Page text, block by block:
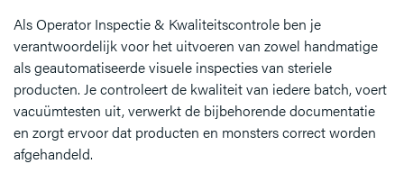
Als Operator Inspectie & Kwaliteitscontrole ben je
verantwoordelijk voor het uitvoeren van zowel handmatige
als geautomatiseerde visuele inspecties van steriele
producten. Je controleert de kwaliteit van iedere batch, voert
vacuümtesten uit, verwerkt de bijbehorende documentatie
en zorgt ervoor dat producten en monsters correct worden
afgehandeld.